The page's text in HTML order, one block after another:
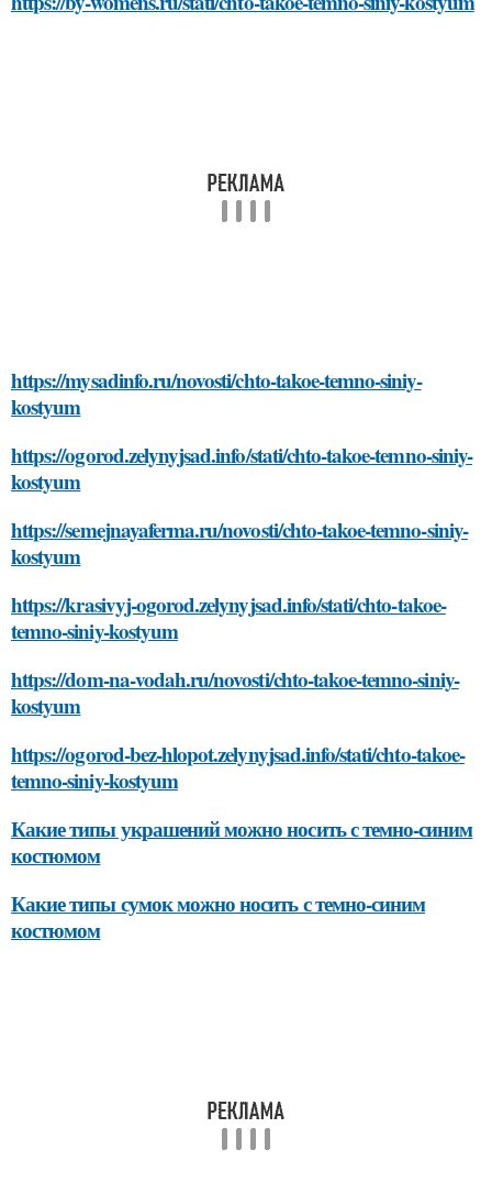
https://mysadinfo.ru/novosti/chto-takoe-temno-siniy-
kostyum
https://ogorod.zelynyjsad.info/stati/chto-takoe-temno-siniy-
kostyum
https://semejnayaferma.ru/novosti/chto-takoe-temno-siniy-
kostyum
https://krasivyj-ogorod.zelynyjsad.info/stati/chto-takoe-
temno-siniy-kostyum
https://dom-na-vodah.ru/novosti/chto-takoe-temno-siniy-
kostyum
https://ogorod-bez-hlopot.zelynyjsad.info/stati/chto-takoe-
temno-siniy-kostyum
Какие типы украшений можно носить с темно-синим
костюмом
Какие типы сумок можно носить с темно-синим
костюмом